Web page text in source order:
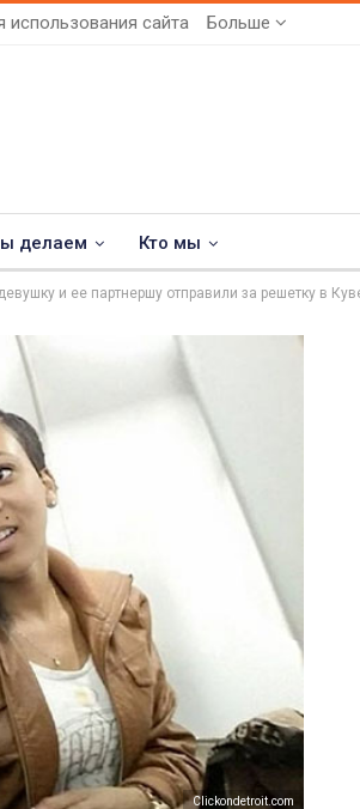
использования сайта Больше
делаем Кто мы
и ее партнершу отправили за решетку в
Сlickondetroit.com
ФОТО
Берлине отпраздновали
гей-браков
ГЕЙ-АЛЬЯНС УКРАИНА Июл 2, 2017 0